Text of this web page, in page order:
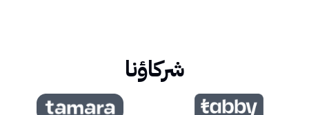
شركاؤنا